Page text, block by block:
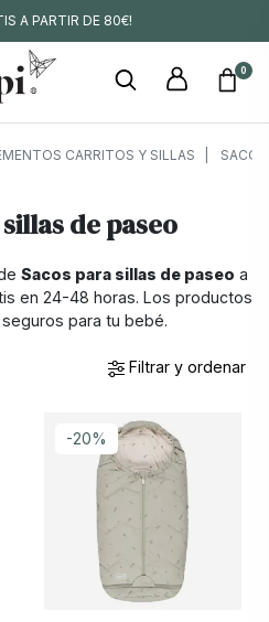
A PARTIR DE 80€!
0
CARRITOS Y SILLAS
de paseo
Sacos para sillas de paseo a
en 24-48 horas. Los productos
para tu bebé.
Filtrar y ordenar
-20%